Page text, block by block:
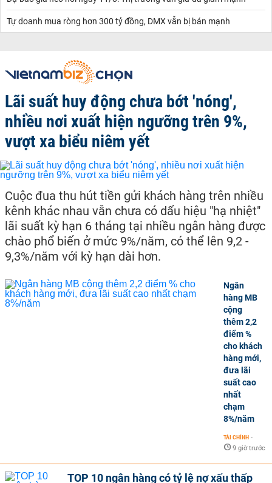
Tự doanh mua ròng hơn 300 tỷ đồng, DMX vẫn bị bán mạnh
Lãi suất huy động chưa bớt 'nóng',
nhiều nơi xuất hiện ngưỡng trên 9%,
vượt xa biểu niêm yết
Cuộc đua thu hút tiền gửi khách hàng trên nhiều
kênh khác nhau vẫn chưa có dấu hiệu "hạ nhiệt"
lãi suất kỳ hạn 6 tháng tại nhiều ngân hàng được
chào phổ biến ở mức 9%/năm, có thể lên 9,2 -
9,3%/năm với kỳ hạn dài hơn.
Ngân
hàng MB
cộng
thêm 2,2
điểm %
cho khách
hàng mới,
đưa lãi
suất cao
nhất
chạm
8%/năm
TÀI CHÍNH -
9 giờ trước
TOP 10 ngân hàng có tỷ lệ nợ xấu thấp